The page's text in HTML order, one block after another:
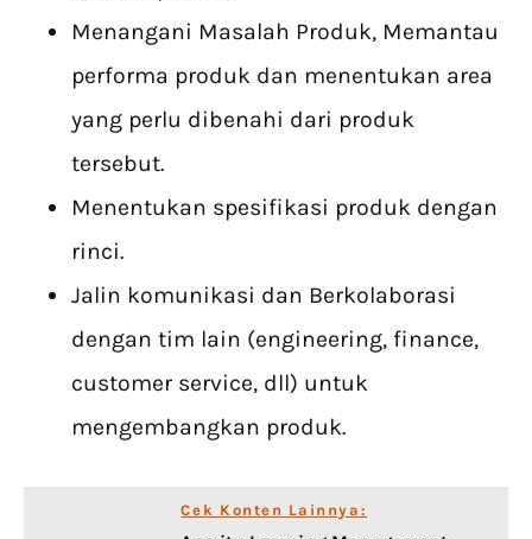
Menangani Masalah Produk, Memantau
performa produk dan menentukan area
yang perlu dibenahi dari produk
tersebut.
Menentukan spesifikasi produk dengan
rinci.
Jalin komunikasi dan Berkolaborasi
dengan tim lain (engineering, finance,
customer service, dll) untuk
mengembangkan produk.
Cek Konten Lainnya: